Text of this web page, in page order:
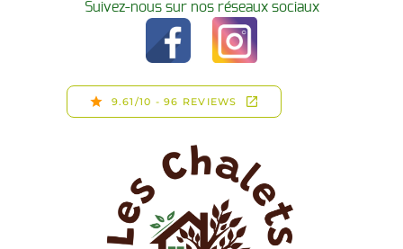
Suivez-nous sur nos réseaux sociaux